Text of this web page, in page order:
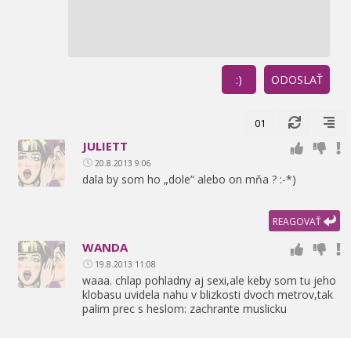
ODOSLAŤ
:)
01
JULIETT
20.8.2013 9:06
dala by som ho „dole“ alebo on mňa ? :-*)
REAGOVAŤ
WANDA
19.8.2013 11:08
waaa. chlap pohladny aj sexi,ale keby som tu jeho
klobasu uvidela nahu v blizkosti dvoch metrov,tak
palim prec s heslom: zachrante muslicku